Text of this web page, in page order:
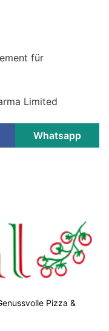
für
Limited
Whatsapp
Pizza &